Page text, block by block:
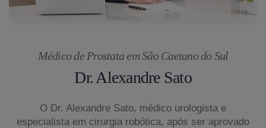
Médico de Prostata em São Caetano do Sul
Dr. Alexandre Sato
O Dr. Alexandre Sato, médico urologista e
especialista em cirurgia robótica, após ser aprovado